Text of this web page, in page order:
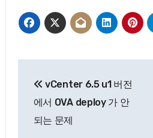
탐
색
vCenter 6.5 u1 버전
에서 OVA deploy 가 안
되는 문제